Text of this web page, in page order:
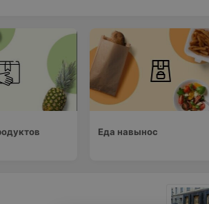
Еда навынос